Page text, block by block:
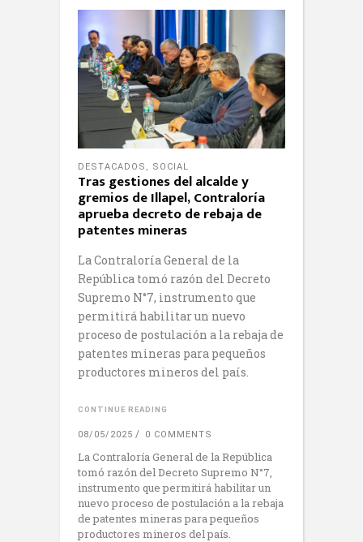
DESTACADOS , SOCIAL
Tras gestiones del alcalde y
gremios de Illapel, Contraloría
aprueba decreto de rebaja de
patentes mineras
La Contraloría General de la
República tomó razón del Decreto
Supremo N°7, instrumento que
permitirá habilitar un nuevo
proceso de postulación a la rebaja de
patentes mineras para pequeños
productores mineros del país.
CONTINUE READING
08/05/2025 0 COMMENTS
La Contraloría General de la República
tomó razón del Decreto Supremo N°7,
instrumento que permitirá habilitar un
nuevo proceso de postulación a la rebaja
de patentes mineras para pequeños
productores mineros del país.